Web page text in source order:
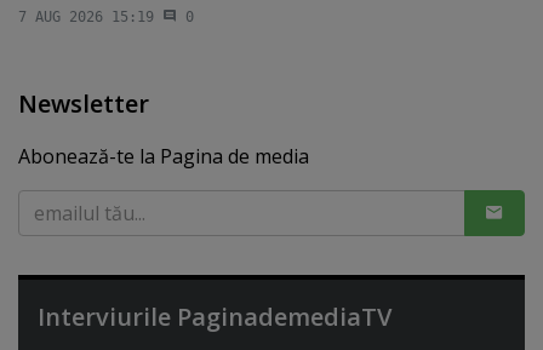
7 AUG 2026 15:19 0
Newsletter
Abonează-te la Pagina de media
Interviurile PaginademediaTV